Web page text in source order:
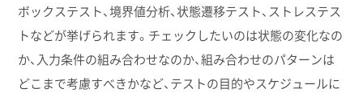
ボックステスト、境界値分析、状態遷移テスト、ストレステス
トなどが挙げられます。チェックしたいのは状態の変化なの
か、入力条件の組み合わせなのか、組み合わせのパターンは
どこまで考慮すべきかなど、テストの目的やスケジュールに